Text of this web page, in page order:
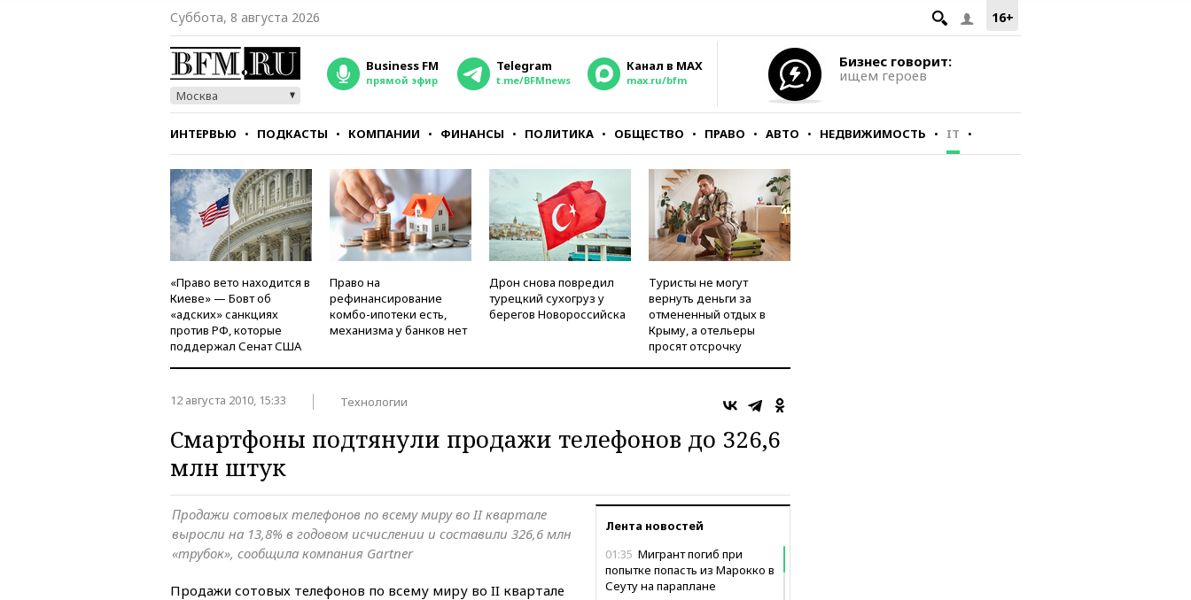
16+
Суббота, 8 августа 2026
Москва
Business FM
прямой эфир
Telegram
t.me/BFMnews
Канал в MAX
max.ru/bfm
Бизнес говорит:
ищем героев
ИНТЕРВЬЮ ПОДКАСТЫ КОМПАНИИ ФИНАНСЫ ПОЛИТИКА ОБЩЕСТВО ПРАВО АВТО НЕДВИЖИМОСТЬ IT
СТИЛЬ ТЕСТЫ
«Право вето находится в
Киеве» — Бовт об
«адских» санкциях
против РФ, которые
поддержал Сенат США
Право на
рефинансирование
комбо-ипотеки есть,
механизма у банков нет
Дрон снова повредил
турецкий сухогруз у
берегов Новороссийска
Туристы не могут
вернуть деньги за
отмененный отдых в
Крыму, а отельеры
просят отсрочку
12 августа 2010, 15:33 Технологии
Смартфоны подтянули продажи телефонов до 326,6
млн штук
Лента новостей
01:35 Мигрант погиб при
попытке попасть из Марокко в
Сеуту на параплане
Продажи сотовых телефонов по всему миру во II квартале
выросли на 13,8% в годовом исчислении и составили 326,6 млн
«трубок», сообщила компания Gartner
Продажи сотовых телефонов по всему миру во II квартале